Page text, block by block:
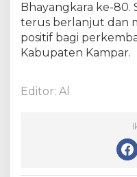
Bhayangkara ke-80.
terus berlanjut dan
positif bagi
Kabupaten Kampar.
Editor: Al